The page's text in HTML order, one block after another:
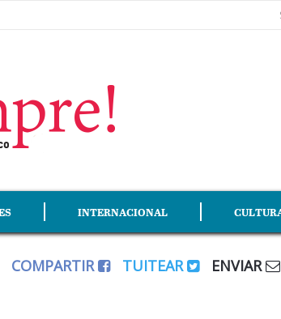
INTERNACIONAL
COMPARTIR TUITEAR ENVIAR